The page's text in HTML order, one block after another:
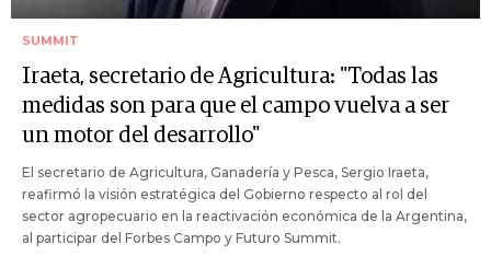
SUMMIT
Iraeta, secretario de Agricultura: "Todas las
medidas son para que el campo vuelva a ser
un motor del desarrollo"
El secretario de Agricultura, Ganadería y Pesca, Sergio Iraeta,
reafirmó la visión estratégica del Gobierno respecto al rol del
sector agropecuario en la reactivación económica de la Argentina,
al participar del Forbes Campo y Futuro Summit.